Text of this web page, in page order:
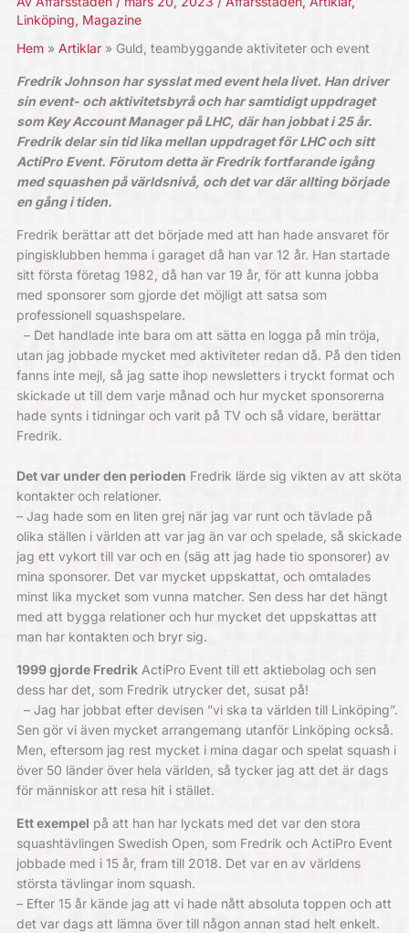
Linköping, Magazine
Hem
Artiklar Guld, teambyggande aktiviteter och event
Fredrik Johnson har sysslat med event hela livet. Han driver
sin event- och aktivitetsbyrå och har samtidigt uppdraget
som Key Account Manager på LHC, där han jobbat i 25 år.
Fredrik delar sin tid lika mellan uppdraget för LHC och sitt
ActiPro Event. Förutom detta är Fredrik fortfarande igång
med squashen på världsnivå, och det var där allting började
en gång i tiden.
Fredrik berättar att det började med att han hade ansvaret för
pingisklubben ­hemma i garaget då han var 12 år. Han ­startade
sitt första företag 1982, då han var 19 år, för att kunna jobba
med ­sponsorer som gjorde det möjligt att satsa som
professionell squashspelare.
– Det handlade inte bara om att sätta en logga på min tröja,
utan jag jobbade mycket med aktiviteter redan då. På den tiden
fanns inte mejl, så jag satte ihop newsletters i tryckt format och
skickade ut till dem varje månad och hur mycket sponsorerna
hade synts i tidningar och varit på TV och så vidare, berättar
Fredrik.
Det var under den perioden Fredrik lärde sig vikten av att sköta
kontakter och relationer.
– Jag hade som en liten grej när jag var runt och tävlade på
olika ställen i världen att var jag än var och spelade, så skickade
jag ett vykort till var och en (säg att jag hade tio sponsorer) av
mina sponsorer. Det var mycket uppskattat, och omtalades
minst lika mycket som vunna matcher. Sen dess har det hängt
med att bygga relationer och hur mycket det uppskattas att
man har kontakten och bryr sig.
1999 gjorde FredrikActiPro Event till ett aktiebolag och sen
dess har det, som Fredrik utrycker det, susat på!
– Jag har jobbat efter devisen ”vi ska ta världen till Linköping”.
Sen gör vi även mycket arrangemang utanför Linköping också.
Men, eftersom jag rest mycket i mina dagar och spelat squash i
över 50 länder över hela världen, så tycker jag att det är dags
för människor att resa hit i stället.
Ett exempel på att han har lyckats med det var den stora
squashtävlingen Swedish Open, som Fredrik och ActiPro Event
jobbade med i 15 år, fram till 2018. Det var en av världens
största tävlingar inom squash.
– Efter 15 år kände jag att vi hade nått absoluta toppen och att
det var dags att lämna över till någon annan stad helt enkelt.